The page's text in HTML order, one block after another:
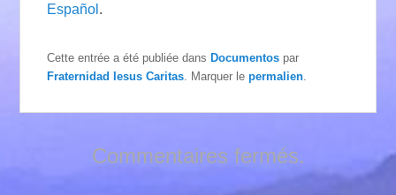
Español .
Cette entrée a été publiée dansDocumentos par
Fraternidad Iesus Caritas . Marquer lepermalien
Commentaires fermés.